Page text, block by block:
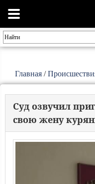
Главная /
Суд озвучил
свою жену